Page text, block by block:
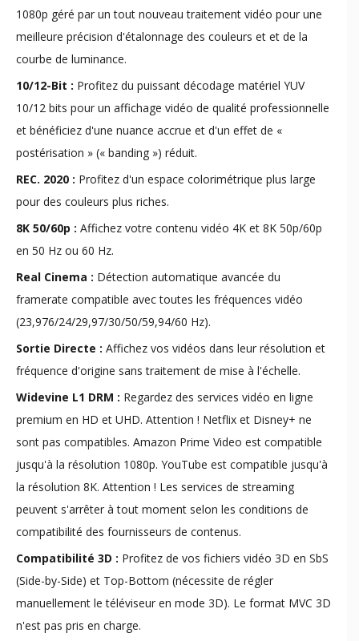
1080p géré par un tout nouveau traitement vidéo pour une
meilleure précision d'étalonnage des couleurs et et de la
courbe de luminance.
10/12-Bit : Profitez du puissant décodage matériel YUV
10/12 bits pour un affichage vidéo de qualité professionnelle
et bénéficiez d'une nuance accrue et d'un effet de «
postérisation » (« banding ») réduit.
REC. 2020 : Profitez d'un espace colorimétrique plus large
pour des couleurs plus riches.
8K 50/60p : Affichez votre contenu vidéo 4K et 8K 50p/60p
en 50 Hz ou 60 Hz.
Real Cinema : Détection automatique avancée du
framerate compatible avec toutes les fréquences vidéo
(23,976/24/29,97/30/50/59,94/60 Hz).
Sortie Directe : Affichez vos vidéos dans leur résolution et
fréquence d'origine sans traitement de mise à l'échelle.
Widevine L1 DRM : Regardez des services vidéo en ligne
premium en HD et UHD. Attention ! Netflix et Disney+ ne
sont pas compatibles. Amazon Prime Video est compatible
jusqu'à la résolution 1080p. YouTube est compatible jusqu'à
la résolution 8K. Attention ! Les services de streaming
peuvent s'arrêter à tout moment selon les conditions de
compatibilité des fournisseurs de contenus.
Compatibilité 3D : Profitez de vos fichiers vidéo 3D en SbS
(Side-by-Side) et Top-Bottom (nécessite de régler
manuellement le téléviseur en mode 3D). Le format MVC 3D
n'est pas pris en charge.